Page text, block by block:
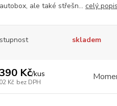
ale také střešn... celý popis
skladem
Kč/kus
Kč bez DPH